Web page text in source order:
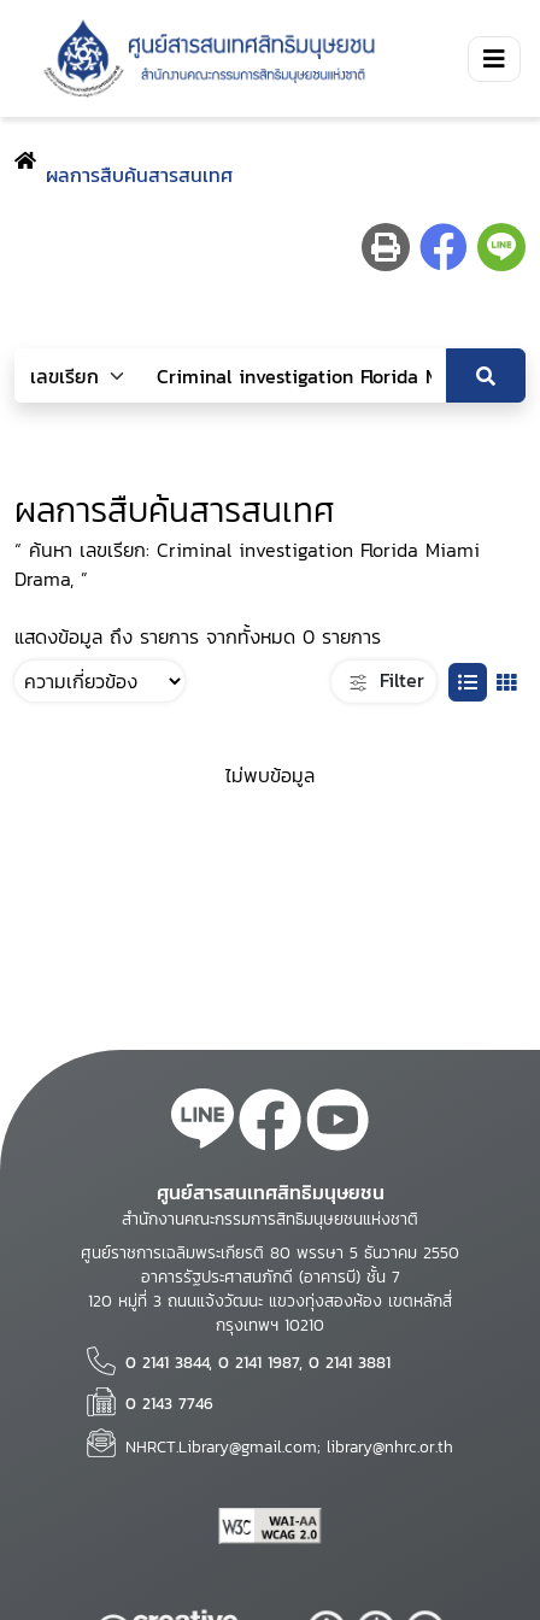
ผลการสืบค้นสารสนเทศ
ผลการสืบค้นสารสนเทศ
“ ค้นหา เลขเรียก: Criminal investigation Florida Miami
Drama, ”
แสดงข้อมูล ถึง รายการ จากทั้งหมด 0 รายการ
Filter
ไม่พบข้อมูล
ศูนย์สารสนเทศสิทธิมนุษยชน
สำนักงานคณะกรรมการสิทธิมนุษยชนแห่งชาติ
ศูนย์ราชการเฉลิมพระเกียรติ 80 พรรษา 5 ธันวาคม 2550
อาคารรัฐประศาสนภักดี (อาคารบี) ชั้น 7
120 หมู่ที่ 3 ถนนแจ้งวัฒนะ แขวงทุ่งสองห้อง เขตหลักสี่
กรุงเทพฯ 10210
0 2141 3844, 0 2141 1987, 0 2141 3881
0 2143 7746
NHRCT.Library@gmail.com; library@nhrc.or.th